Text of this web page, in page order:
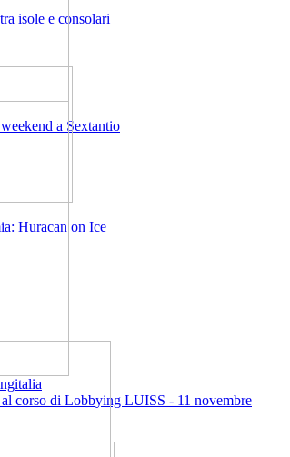
isole e consolari
a Sextantio
Huracan on Ice
corso di Lobbying LUISS - 11 novembre